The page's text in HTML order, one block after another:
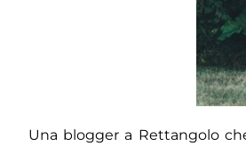
Una blogger a Rettangolo